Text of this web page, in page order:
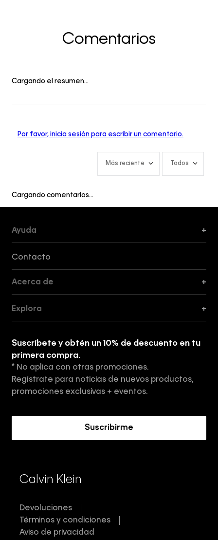
Comentarios
Cargando el resumen…
Por favor, inicia sesión para escribir un comentario.
Más reciente Todos
Cargando comentarios…
Ayuda +
Contacto
Acerca de +
Tiendas
Aviso de privacidad
Términos y Condiciones
Explora +
Suscríbete y obtén un 10% de descuento en tu
primera compra.
* No aplica con otras promociones.
Regístrate para noticias de nuevos productos,
promociones exclusivas + eventos.
Suscribirme
Calvin Klein
Devoluciones
Términos y condiciones
Aviso de privacidad